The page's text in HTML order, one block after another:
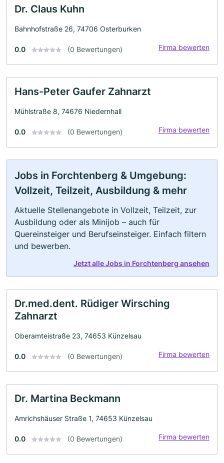
Dr. Claus Kuhn
Bahnhofstraße 26, 74706 Osterburken
0.0 (0 Bewertungen) Firma bewerten
Hans-Peter Gaufer Zahnarzt
Mühlstraße 8, 74676 Niedernhall
0.0 (0 Bewertungen) Firma bewerten
Jobs in Forchtenberg & Umgebung:
Vollzeit, Teilzeit, Ausbildung & mehr
Aktuelle Stellenangebote in Vollzeit, Teilzeit, zur
Ausbildung oder als Minijob – auch für
Quereinsteiger und Berufseinsteiger. Einfach filtern
und bewerben.
Jetzt alle Jobs in Forchtenberg ansehen
Dr.med.dent. Rüdiger Wirsching
Zahnarzt
Oberamteistraße 23, 74653 Künzelsau
0.0 (0 Bewertungen) Firma bewerten
Dr. Martina Beckmann
Amrichshäuser Straße 1, 74653 Künzelsau
0.0 (0 Bewertungen) Firma bewerten